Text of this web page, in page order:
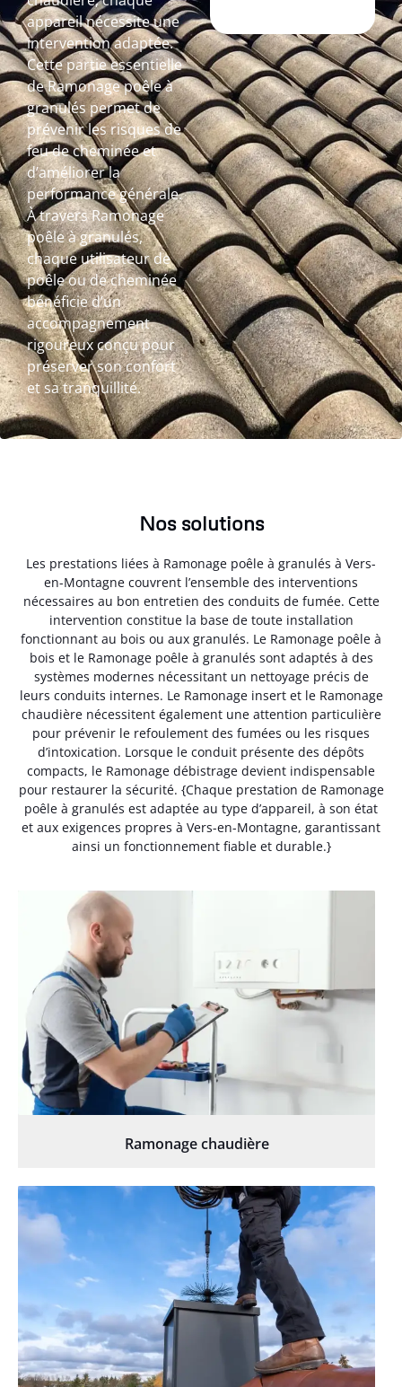
appareil nécessite une
intervention adaptée.
Cette partie essentielle
de Ramonage poêle à
granulés permet de
prévenir les risques de
feu de cheminée et
d’améliorer la
performance générale.
À travers Ramonage
poêle à granulés,
chaque utilisateur de
poêle ou de cheminée
bénéficie d’un
accompagnement
rigoureux conçu pour
préserver son confort
et sa tranquillité.
Nos solutions
Les prestations liées à Ramonage poêle à granulés à Vers-
en-Montagne couvrent l’ensemble des interventions
nécessaires au bon entretien des conduits de fumée. Cette
intervention constitue la base de toute installation
fonctionnant au bois ou aux granulés. Le Ramonage poêle à
bois et le Ramonage poêle à granulés sont adaptés à des
systèmes modernes nécessitant un nettoyage précis de
leurs conduits internes. Le Ramonage insert et le Ramonage
chaudière nécessitent également une attention particulière
pour prévenir le refoulement des fumées ou les risques
d’intoxication. Lorsque le conduit présente des dépôts
compacts, le Ramonage débistrage devient indispensable
pour restaurer la sécurité. {Chaque prestation de Ramonage
poêle à granulés est adaptée au type d’appareil, à son état
et aux exigences propres à Vers-en-Montagne, garantissant
ainsi un fonctionnement fiable et durable.}
Ramonage chaudière